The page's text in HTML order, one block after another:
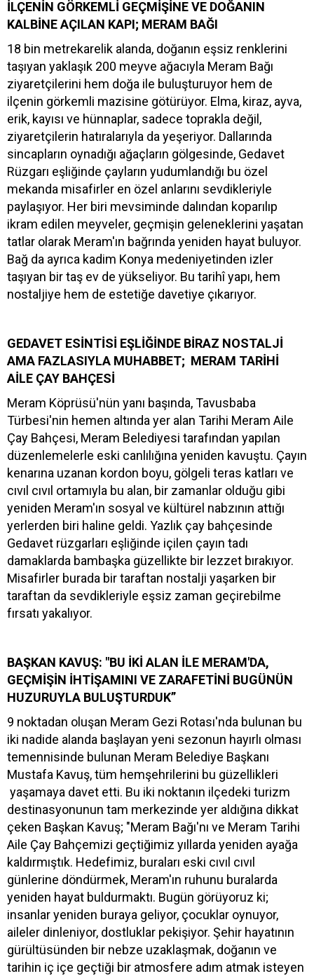
İLÇENİN GÖRKEMLİ GEÇMİŞİNE VE DOĞANIN
KALBİNE AÇILAN KAPI; MERAM BAĞI
18 bin metrekarelik alanda, doğanın eşsiz renklerini
taşıyan yaklaşık 200 meyve ağacıyla Meram Bağı
ziyaretçilerini hem doğa ile buluşturuyor hem de
ilçenin görkemli mazisine götürüyor. Elma, kiraz, ayva,
erik, kayısı ve hünnaplar, sadece toprakla değil,
ziyaretçilerin hatıralarıyla da yeşeriyor. Dallarında
sincapların oynadığı ağaçların gölgesinde, Gedavet
Rüzgarı eşliğinde çayların yudumlandığı bu özel
mekanda misafirler en özel anlarını sevdikleriyle
paylaşıyor. Her biri mevsiminde dalından koparılıp
ikram edilen meyveler, geçmişin geleneklerini yaşatan
tatlar olarak Meram'ın bağrında yeniden hayat buluyor.
Bağ da ayrıca kadim Konya medeniyetinden izler
taşıyan bir taş ev de yükseliyor. Bu tarihî yapı, hem
nostaljiye hem de estetiğe davetiye çıkarıyor.
GEDAVET ESİNTİSİ EŞLİĞİNDE BİRAZ NOSTALJİ
AMA FAZLASIYLA MUHABBET; MERAM TARİHİ
AİLE ÇAY BAHÇESİ
Meram Köprüsü'nün yanı başında, Tavusbaba
Türbesi'nin hemen altında yer alan Tarihi Meram Aile
Çay Bahçesi, Meram Belediyesi tarafından yapılan
düzenlemelerle eski canlılığına yeniden kavuştu. Çayın
kenarına uzanan kordon boyu, gölgeli teras katları ve
cıvıl cıvıl ortamıyla bu alan, bir zamanlar olduğu gibi
yeniden Meram'ın sosyal ve kültürel nabzının attığı
yerlerden biri haline geldi. Yazlık çay bahçesinde
Gedavet rüzgarları eşliğinde içilen çayın tadı
damaklarda bambaşka güzellikte bir lezzet bırakıyor.
Misafirler burada bir taraftan nostalji yaşarken bir
taraftan da sevdikleriyle eşsiz zaman geçirebilme
fırsatı yakalıyor.
BAŞKAN KAVUŞ: "BU İKİ ALAN İLE MERAM'DA,
GEÇMİŞİN İHTİŞAMINI VE ZARAFETİNİ BUGÜNÜN
HUZURUYLA BULUŞTURDUK”
9 noktadan oluşan Meram Gezi Rotası'nda bulunan bu
iki nadide alanda başlayan yeni sezonun hayırlı olması
temennisinde bulunan Meram Belediye Başkanı
Mustafa Kavuş, tüm hemşehrilerini bu güzellikleri
yaşamaya davet etti. Bu iki noktanın ilçedeki turizm
destinasyonunun tam merkezinde yer aldığına dikkat
çeken Başkan Kavuş; "Meram Bağı'nı ve Meram Tarihi
Aile Çay Bahçemizi geçtiğimiz yıllarda yeniden ayağa
kaldırmıştık. Hedefimiz, buraları eski cıvıl cıvıl
günlerine döndürmek, Meram'ın ruhunu buralarda
yeniden hayat buldurmaktı. Bugün görüyoruz ki;
insanlar yeniden buraya geliyor, çocuklar oynuyor,
aileler dinleniyor, dostluklar pekişiyor. Şehir hayatının
gürültüsünden bir nebze uzaklaşmak, doğanın ve
tarihin iç içe geçtiği bir atmosfere adım atmak isteyen